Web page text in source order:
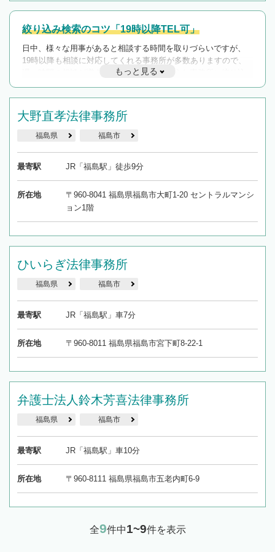
絞り込み検索のコツ「19時以降TEL可」
日中、様々な用事があると相談する時間を取りづらいですが、
19時以降も相談に対応してくれる事務所が多数ありますので、
遅い時間の相談が増えそうな場合はそのような事務所に絞り込
んで検索してみましょう。
を加えて再検索
もっと見る
大野直孝法律事務所
福島県 福島市
最寄駅 JR「福島駅」徒歩9分
所在地
〒960-8041 福島県福島市大町1-20 セントラルマンシ
ョン1階
ひいらぎ法律事務所
福島県 福島市
最寄駅 JR「福島駅」車7分
所在地 〒960-8011 福島県福島市宮下町8-22-1
弁護士法人鈴木芳喜法律事務所
福島県 福島市
最寄駅 JR「福島駅」車10分
所在地 〒960-8111 福島県福島市五老内町6-9
全9件中1~9件を表示